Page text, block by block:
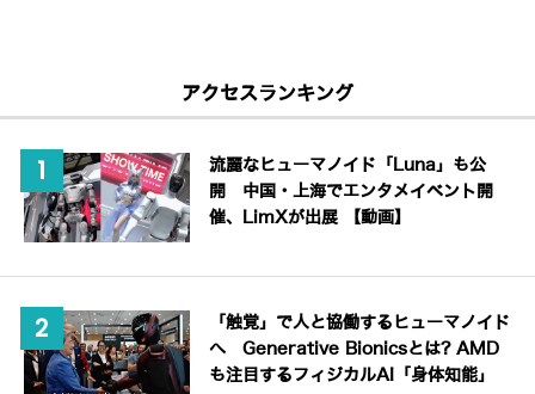
アクセスランキング
流麗なヒューマノイド「Luna」も公
開 中国・上海でエンタメイベント開
催、LimXが出展 【動画】
「触覚」で人と協働するヒューマノイド
へ Generative Bionicsとは? AMD
も注目するフィジカルAI「身体知能」